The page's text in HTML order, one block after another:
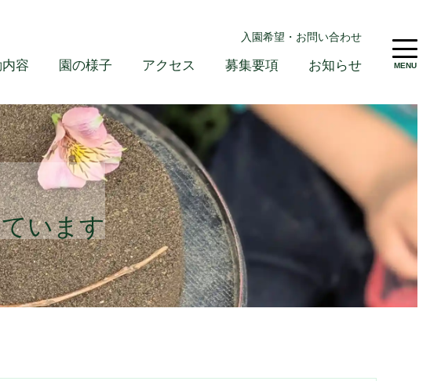
入園希望・お問い合わせ
容 園の様子 アクセス 募集要項 お知らせ MENU
います